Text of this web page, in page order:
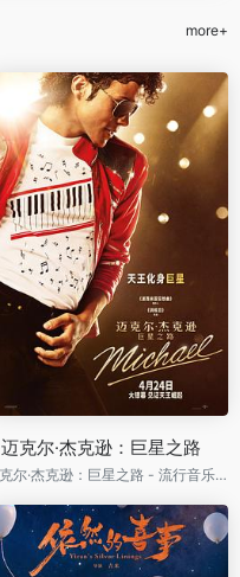
more+
迈克尔·杰克逊：巨星之路
迈克尔·杰克逊：巨星之路 - 流行音乐之王震撼“复活”！亲侄子神还原传奇舞台，一代巨星如何征服全球终于被拍出来了